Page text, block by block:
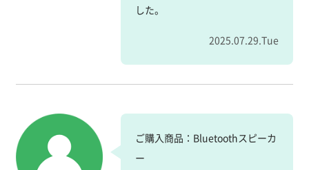
した。
2025.07.29.Tue
ご購入商品：Bluetoothスピーカ
ー